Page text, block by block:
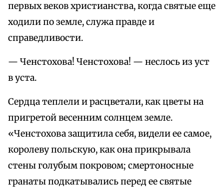
первых веков христианства, когда святые еще
ходили по земле, служа правде и
справедливости.
— Ченстохова! Ченстохова! — неслось из уст
в уста.
Сердца теплели и расцветали, как цветы на
пригретой весенним солнцем земле.
«Ченстохова защитила себя, видели ее самое,
королеву польскую, как она прикрывала
стены голубым покровом; смертоносные
гранаты подкатывались перед ее святые